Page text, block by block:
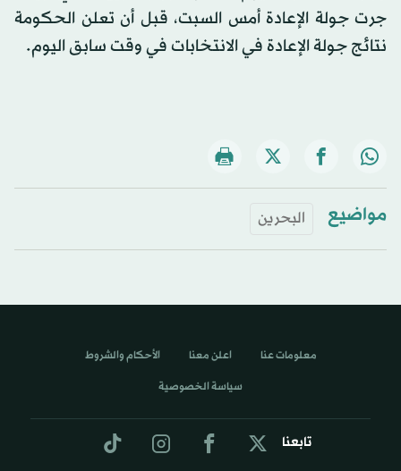
جرت جولة الإعادة أمس السبت، قبل أن تعلن الحكومة
نتائج جولة الإعادة في الانتخابات في وقت سابق اليوم.
مواضيع البحرين
تابعنا
معلومات عنا اعلن معنا الأحكام والشروط
سياسة الخصوصية